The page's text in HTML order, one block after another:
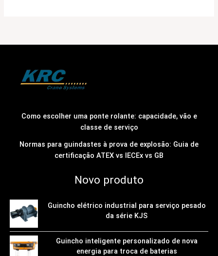
Como escolher uma ponte rolante: capacidade, vão e
classe de serviço
Normas para guindastes à prova de explosão: Guia de
certificação ATEX vs IECEx vs GB
Novo produto
Guincho elétrico industrial para serviço pesado
da série KJS
Guincho inteligente personalizado de nova
energia para troca de baterias